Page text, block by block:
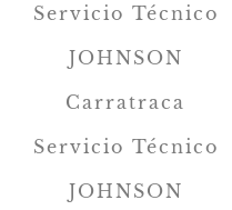
Servicio Técnico
JOHNSON
Carratraca
Servicio Técnico
JOHNSON